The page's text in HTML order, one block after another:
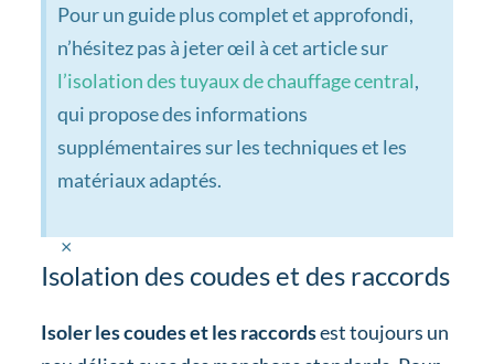
Pour un guide plus complet et approfondi,
n’hésitez pas à jeter œil àcet article sur
l’isolation des tuyaux de chauffage central,
qui propose des informations
supplémentaires sur les techniques et les
matériaux adaptés.
×
Isolation des coudes et des raccords
Isoler les coudes et les raccordsest toujours un